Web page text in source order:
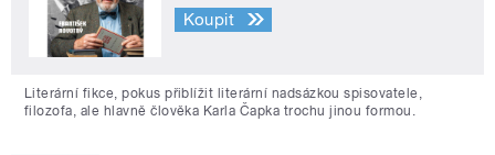
Koupit
Literární fikce, pokus přiblížit literární nadsázkou spisovatele,
filozofa, ale hlavně člověka Karla Čapka trochu jinou formou.